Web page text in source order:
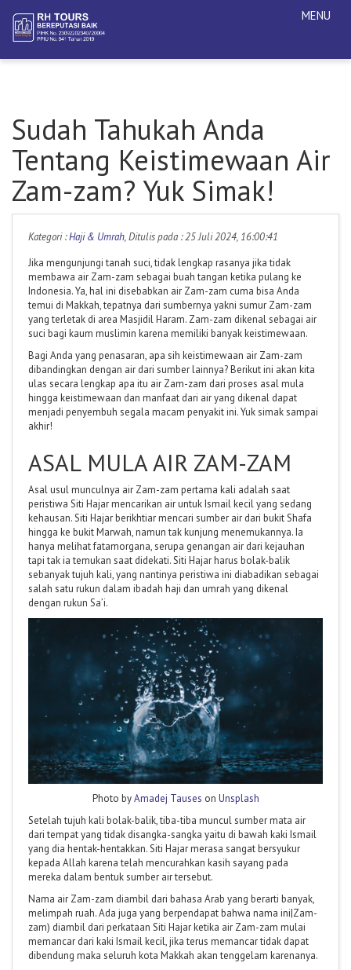
Sudah Tahukah Anda
Tentang Keistimewaan Air
Zam-zam? Yuk Simak!
Kategori :Haji & Umrah, Ditulis pada : 25 Juli 2024, 16:00:41
Jika mengunjungi tanah suci, tidak lengkap rasanya jika tidak
membawa air Zam-zam sebagai buah tangan ketika pulang ke
Indonesia. Ya, hal ini disebabkan air Zam-zam cuma bisa Anda
temui di Makkah, tepatnya dari sumbernya yakni sumur Zam-zam
yang terletak di area Masjidil Haram. Zam-zam dikenal sebagai air
suci bagi kaum muslimin karena memiliki banyak keistimewaan.
Bagi Anda yang penasaran, apa sih keistimewaan air Zam-zam
dibandingkan dengan air dari sumber lainnya? Berikut ini akan kita
ulas secara lengkap apa itu air Zam-zam dari proses asal mula
hingga keistimewaan dan manfaat dari air yang dikenal dapat
menjadi penyembuh segala macam penyakit ini. Yuk simak sampai
akhir!
ASAL MULA AIR ZAM-ZAM
Asal usul munculnya air Zam-zam pertama kali adalah saat
peristiwa Siti Hajar mencarikan air untuk Ismail kecil yang sedang
kehausan. Siti Hajar berikhtiar mencari sumber air dari bukit Shafa
hingga ke bukit Marwah, namun tak kunjung menemukannya. Ia
hanya melihat fatamorgana, serupa genangan air dari kejauhan
tapi tak ia temukan saat didekati. Siti Hajar harus bolak-balik
sebanyak tujuh kali, yang nantinya peristiwa ini diabadikan sebagai
salah satu rukun dalam ibadah haji dan umrah yang dikenal
dengan rukun Sa’i.
Photo byAmadej Tauses on Unsplash
Setelah tujuh kali bolak-balik, tiba-tiba muncul sumber mata air
dari tempat yang tidak disangka-sangka yaitu di bawah kaki Ismail
yang dia hentak-hentakkan. Siti Hajar merasa sangat bersyukur
kepada Allah karena telah mencurahkan kasih sayang pada
mereka dalam bentuk sumber air tersebut.
Nama air Zam-zam diambil dari bahasa Arab yang berarti banyak,
melimpah ruah. Ada juga yang berpendapat bahwa nama ini|Zam-
zam) diambil dari perkataan Siti Hajar ketika air Zam-zam mulai
memancar dari kaki Ismail kecil, jika terus memancar tidak dapat
dibendung maka seluruh kota Makkah akan tenggelam karenanya.
MENU